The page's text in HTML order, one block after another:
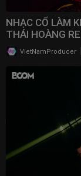
NHẠC CỔ LÀM
THÁI HOÀNG
VietNamProducer